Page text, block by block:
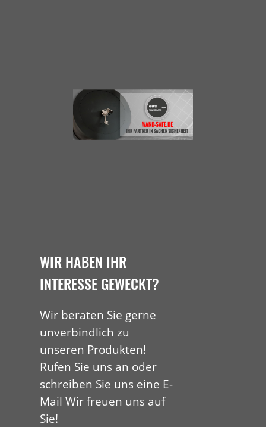
WIR HABEN IHR
INTERESSE GEWECKT?
Wir beraten Sie gerne
unverbindlich zu
unseren Produkten!
Rufen Sie uns an oder
schreiben Sie uns eine E-
Mail Wir freuen uns auf
Sie!